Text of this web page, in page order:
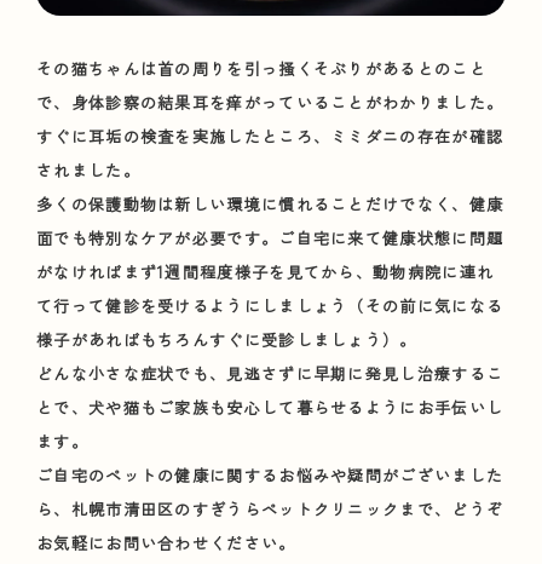
その猫ちゃんは首の周りを引っ掻くそぶりがあるとのこと
で、身体診察の結果耳を痒がっていることがわかりました。
すぐに耳垢の検査を実施したところ、ミミダニの存在が確認
されました。
多くの保護動物は新しい環境に慣れることだけでなく、健康
面でも特別なケアが必要です。ご自宅に来て健康状態に問題
がなければまず1週間程度様子を見てから、動物病院に連れ
て行って健診を受けるようにしましょう（その前に気になる
様子があればもちろんすぐに受診しましょう）。
どんな小さな症状でも、見逃さずに早期に発見し治療するこ
とで、犬や猫もご家族も安心して暮らせるようにお手伝いし
ます。
ご自宅のペットの健康に関するお悩みや疑問がございました
ら、札幌市清田区のすぎうらペットクリニックまで、どうぞ
お気軽にお問い合わせください。